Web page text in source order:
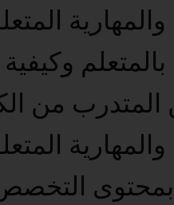
المتدرب من
بمحتوى